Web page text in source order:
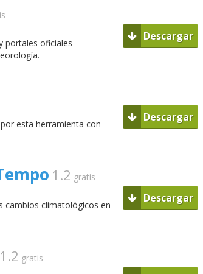
portales oficiales
Descargar
esta herramienta con
Descargar
1.2 gratis
cambios climatológicos en
Descargar
gratis